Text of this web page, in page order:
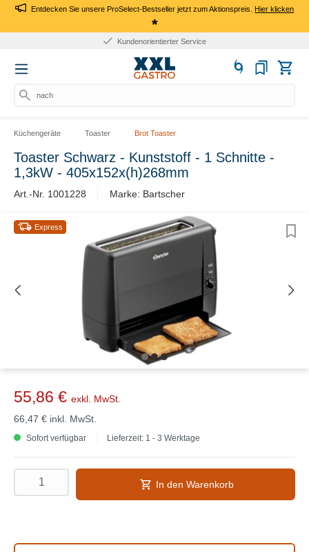
Entdecken Sie unsere ProSelect-Bestseller jetzt zum Aktionspreis.Hier klicken
*
Kundenorientierter Service
nach Pr
Küchengeräte Toaster Brot Toaster
Toaster Schwarz - Kunststoff - 1 Schnitte -
1,3kW - 405x152x(h)268mm
Art.-Nr. 1001228 Marke: Bartscher
Express
55,86 € exkl. MwSt.
66,47 € inkl. MwSt.
Sofort verfügbar Lieferzeit: 1 - 3 Werktage
In den Warenkorb